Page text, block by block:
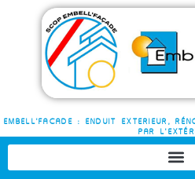
EMBELL'FACADE : ENDUIT EXTERIEUR,
PAR